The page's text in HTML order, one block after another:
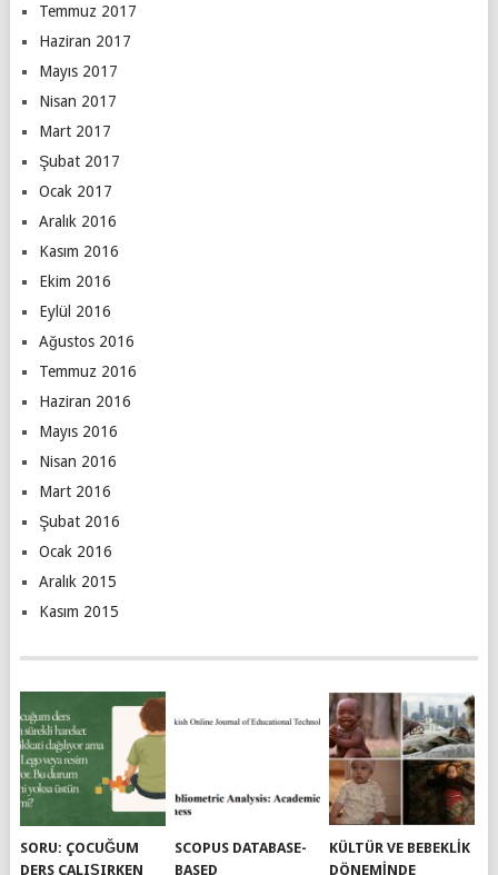
Temmuz 2017
Haziran 2017
Mayıs 2017
Nisan 2017
Mart 2017
Şubat 2017
Ocak 2017
Aralık 2016
Kasım 2016
Ekim 2016
Eylül 2016
Ağustos 2016
Temmuz 2016
Haziran 2016
Mayıs 2016
Nisan 2016
Mart 2016
Şubat 2016
Ocak 2016
Aralık 2015
Kasım 2015
SORU: ÇOCUĞUM
DERS ÇALIŞIRKEN
SCOPUS DATABASE-
BASED
KÜLTÜR VE BEBEKLIK
DÖNEMINDE